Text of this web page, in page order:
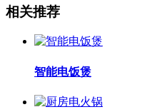
相关推荐
智能电饭煲